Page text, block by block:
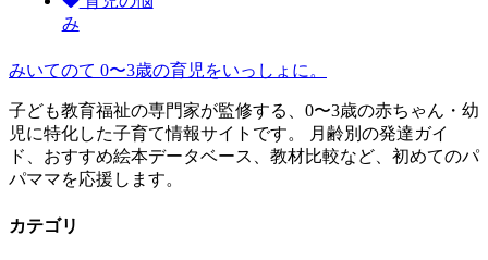
み
みいてのて 0〜3歳の育児をいっしょに。
子ども教育福祉の専門家が監修する、0〜3歳の赤ちゃん・幼
児に特化した子育て情報サイトです。 月齢別の発達ガイ
ド、おすすめ絵本データベース、教材比較など、初めてのパ
パママを応援します。
カテゴリ